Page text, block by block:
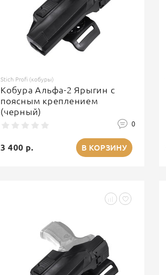
Stich Profi (кобуры)
Кобура Альфа-2 Ярыгин с
поясным креплением
(черный)
0
3 400 р. В КОРЗИНУ